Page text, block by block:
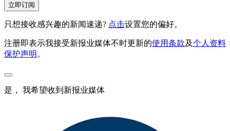
立即订阅
只想接收感兴趣的新闻速递? 点击设置您的偏好。
注册即表示我接受新报业媒体不时更新的使用条款及个人资料
保护声明 。
是， 我希望收到新报业媒体